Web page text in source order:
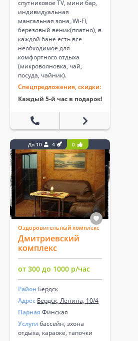
спутниковое TV, мини бар,
индивидуальная
мангальная зона, Wi-Fi,
березовый веник(платно), в
каждой бане есть все
необходимое для
комфортного отдыха
(микроволновка, чай,
посуда, чайник).
Спецпредложения, скидки:
Каждый 5-й час в подарок!
До 10 4 0
Оздоровительный комплекс
Дмитриевский
комплекс
от 300 до 1000 р/час
Район Бердск
Адрес Бердск, Ленина, 10/4
Парная Финская
Услуги бассейн, зхона
отдыха, караоке, тапочки